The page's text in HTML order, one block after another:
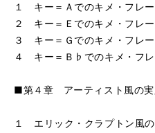
１ キー＝Ａでのキメ・フレ
２ キー＝Ｅでのキメ・フレ
３ キー＝Ｇでのキメ・フレ
４ キー＝Ｂ♭でのキメ・フ
■第４章 アーティスト風の実
１ エリック・クラプトン風